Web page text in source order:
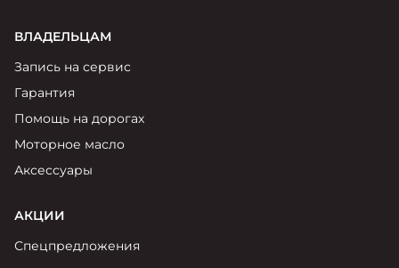
ВЛАДЕЛЬЦАМ
Запись на сервис
Гарантия
Помощь на дорогах
Моторное масло
Аксессуары
АКЦИИ
Спецпредложения